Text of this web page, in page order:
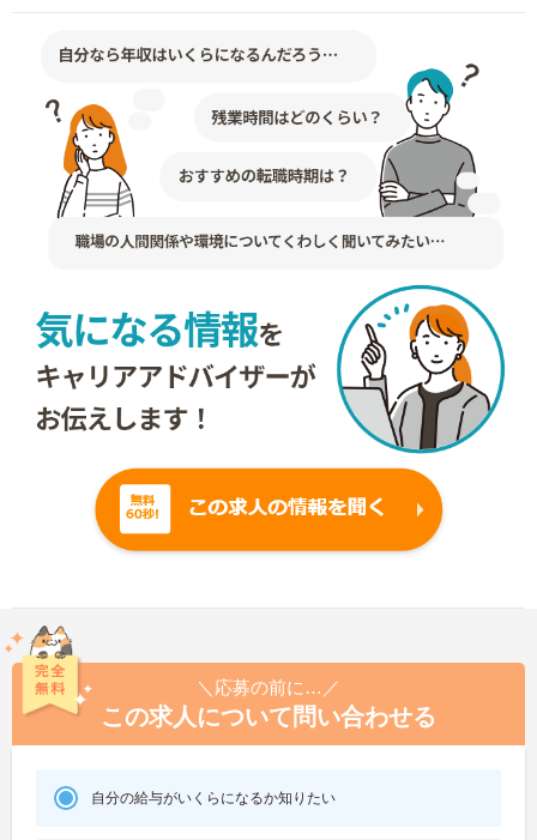
＼応募の前に…／
この求人について問い合わせる
自分の給与がいくらになるか知りたい